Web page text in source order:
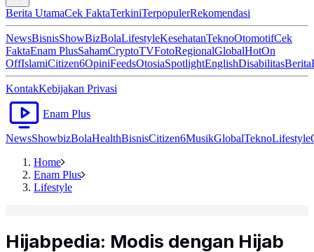
Berita UtamaCek FaktaTerkiniTerpopulerRekomendasi
NewsBisnisShowBizBolaLifestyleKesehatanTeknoOtomotifCek
FaktaEnam PlusSahamCryptoTVFotoRegionalGlobalHotOn
OffIslamiCitizen6OpiniFeedsOtosiaSpotlightEnglishDisabilitasBerita
KontakKebijakan Privasi
Enam Plus
NewsShowbizBolaHealthBisnisCitizen6MusikGlobalTeknoLifestyle
Home
Enam Plus
Lifestyle
Hijabpedia: Modis dengan Hijab